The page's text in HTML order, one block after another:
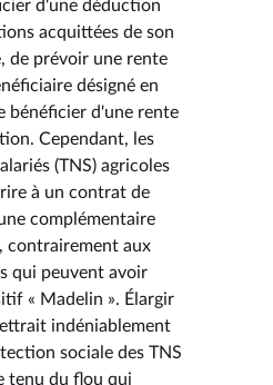
d'une déduction
acquittées de son
de prévoir une rente
désigné en
bénéficier d'une rente
Cependant, les
(TNS) agricoles
à un contrat de
complémentaire
contrairement aux
qui peuvent avoir
« Madelin ». Élargir
indéniablement
sociale des TNS
tenu du flou qui